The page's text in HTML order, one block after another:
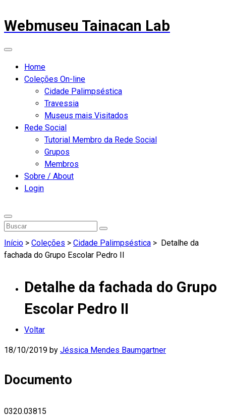
Webmuseu Tainacan Lab
Home
Coleções On-line
Cidade Palimpséstica
Travessia
Museus mais Visitados
Rede Social
Tutorial Membro da Rede Social
Grupos
Membros
Sobre / About
Login
Início > Coleções > Cidade Palimpséstica > Detalhe da
fachada do Grupo Escolar Pedro II
Detalhe da fachada do Grupo
Escolar Pedro II
Voltar
18/10/2019 by Jéssica Mendes Baumgartner
Documento
0320.03815